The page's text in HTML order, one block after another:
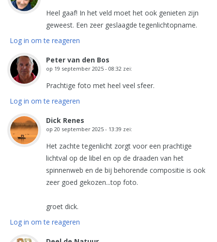
Heel gaaf! In het veld moet het ook genieten zijn
geweest. Een zeer geslaagde tegenlichtopname.
Log in om te reageren
Peter van den Bos
op 19 september 2025 - 08:32 zei:
Prachtige foto met heel veel sfeer.
Log in om te reageren
Dick Renes
op 20 september 2025 - 13:39 zei:
Het zachte tegenlicht zorgt voor een prachtige
lichtval op de libel en op de draaden van het
spinnenweb en de bij behorende compositie is ook
zeer goed gekozen...top foto.
groet dick.
Log in om te reageren